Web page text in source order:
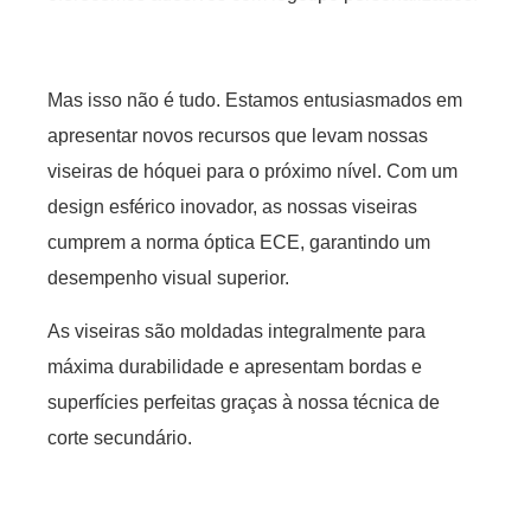
Mas isso não é tudo. Estamos entusiasmados em
apresentar novos recursos que levam nossas
viseiras de hóquei para o próximo nível. Com um
design esférico inovador, as nossas viseiras
cumprem a norma óptica ECE, garantindo um
desempenho visual superior.
As viseiras são moldadas integralmente para
máxima durabilidade e apresentam bordas e
superfícies perfeitas graças à nossa técnica de
corte secundário.